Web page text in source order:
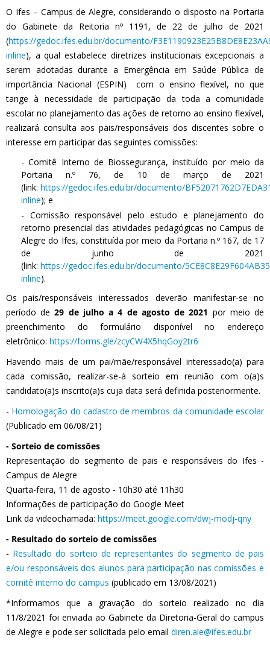
O Ifes – Campus de Alegre, considerando o disposto na Portaria
do Gabinete da Reitoria nº 1191, de 22 de julho de 2021
(https://gedoc.ifes.edu.br/documento/
inline), a qual estabelece diretrizes institucionais excepcionais a
serem adotadas durante a Emergência em Saúde Pública de
importância Nacional (ESPIN) com o ensino flexível, no que
tange à necessidade de participação da toda a comunidade
escolar no planejamento das ações de retorno ao ensino flexível,
realizará consulta aos pais/responsáveis dos discentes sobre o
interesse em participar das seguintes comissões:
- Comitê Interno de Biossegurança, instituído por meio da
Portaria n.º 76, de 10 de março de 2021
(link: https://gedoc.ifes.edu.br/documento/
inline); e
- Comissão responsável pelo estudo e planejamento do
retorno presencial das atividades pedagógicas no Campus de
Alegre do Ifes, constituída por meio da Portaria n.º 167, de 17
de junho de 2021
(link: https://gedoc.ifes.edu.br/documento/
inline).
Os pais/responsáveis interessados deverão manifestar-se no
período de29 de julho a 4 de agosto de 2021 por meio de
preenchimento do formulário disponível no endereço
eletrônico: https://forms.gle/zcyCW4X5hqGoy2tr6
Havendo mais de um pai/mãe/responsável interessado(a) para
cada comissão, realizar-se-á sorteio em reunião com o(a)s
candidato(a)s inscrito(a)s cuja data será definida posteriormente.
- Homologação do cadastro de membros da comunidade escolar
(Publicado em 06/08/21)
- Sorteio de comissões
Representação do segmento de pais e responsáveis do Ifes -
Campus de Alegre
Quarta-feira, 11 de agosto - 10h30 até 11h30
Informações de participação do Google Meet
Link da videochamada: https://meet.google.com/dwj-modj-qny
- Resultado do sorteio de comissões
- Resultado do sorteio de representantes do segmento de pais
e/ou responsáveis dos alunos para participação nas comissões e
comitê interno do campus (publicado em 13/08/2021)
*Informamos que a gravação do sorteio realizado no dia
11/8/2021 foi enviada ao Gabinete da Diretoria-Geral do campus
de Alegre e pode ser solicitada pelo email diren.ale@ifes.edu.br